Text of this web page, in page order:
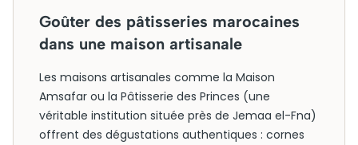
Goûter des pâtisseries marocaines
dans une maison artisanale
Les maisons artisanales comme la Maison
Amsafar ou la Pâtisserie des Princes (une
véritable institution située près de Jemaa el-Fna)
offrent des dégustations authentiques : cornes